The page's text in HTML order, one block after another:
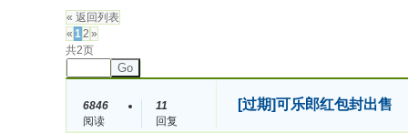
« 返回列表
« 12 »
共2页
Go
6846
阅读
11
回复
[过期]可乐郎红包封出售